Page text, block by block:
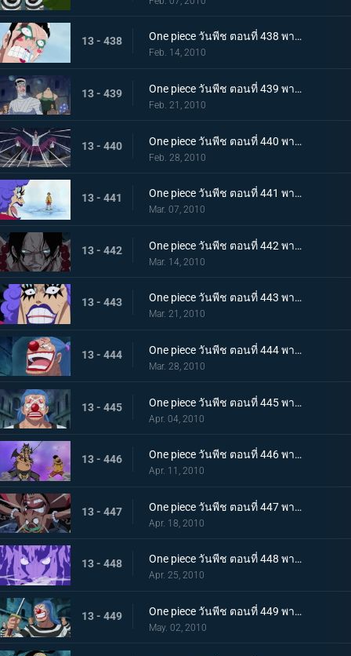
13 - 438 One piece วันพีช ตอนที่ 438 พากย์ไทย สรวงสวรรค์ในนรก อิมเพลดาวน์ชั้นที่ 5.5
Feb. 14, 2010
13 - 439 One piece วันพีช ตอนที่ 439 พากย์ไทย เริ่มการรักษาลูฟี่! ด้วยพลังปาฎิหาริย์ของคุณอีวา!
Feb. 21, 2010
13 - 440 One piece วันพีช ตอนที่ 440 พากย์ไทย จงเชื่อในปาฎิหาริย์! เสียงเชียร์จากจิตวิญญาณของบอนเคร
Feb. 28, 2010
13 - 441 One piece วันพีช ตอนที่ 441 พากย์ไทย ลูฟี่ฟื้นคืนชีพ! คุณอีวาเริ่มแผนการแหกคุก!!
Mar. 07, 2010
13 - 442 One piece วันพีช ตอนที่ 442 พากย์ไทย เริ่มการส่งตัวเอส! การต่อสู้ในเลเวล 6 ที่อยู่ลึกสุด!!
Mar. 14, 2010
13 - 443 One piece วันพีช ตอนที่ 443 พากย์ไทย ทีมสุดแกร่งถือกำเนิด! สะเทือนลั่นทั้งอิมเพลดาวน์!
Mar. 21, 2010
13 - 444 One piece วันพีช ตอนที่ 444 พากย์ไทย ความวุ่นวายยิ่งโหมกระหน่ำ! ทีชหนวดดำเข้าจู่โจม!
Mar. 28, 2010
13 - 445 One piece วันพีช ตอนที่ 445 พากย์ไทย การเผชิญหน้าสุดอันตราย! หนวดดำและชิริวแห่งสายฝน!
Apr. 04, 2010
13 - 446 One piece วันพีช ตอนที่ 446 พากย์ไทย ยังไงก็จะไม่ยอมแพ้! ฮันนิบาลเอาจริงแล้ว
Apr. 11, 2010
13 - 447 One piece วันพีช ตอนที่ 447 พากย์ไทย หมัดปืนเจ็ตแห่งความโกรธ! ลูฟี่ ปะทะ หนวดดำ!
Apr. 18, 2010
13 - 448 One piece วันพีช ตอนที่ 448 พากย์ไทย หยุดมาเจลแลนไว้! คุณอีวาเผยไม้ตายก้นหีบ!
Apr. 25, 2010
13 - 449 One piece วันพีช ตอนที่ 449 พากย์ไทย อุบายของมาเจลแลน! แผนป้องกันการแหกคุก!
May. 02, 2010